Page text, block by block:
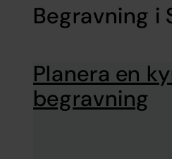
Begravning i
Planera en
begravning